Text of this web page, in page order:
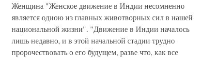
Женщина "Женское движение в Индии несомненно
является одною из главных животворных сил в нашей
национальной жизни". "Движение в Индии началось
лишь недавно, и в этой начальной стадии трудно
пророчествовать о его будущем, разве что, как все